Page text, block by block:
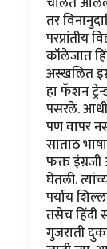
तर
परप्रांतीय
कॉलेजात
अस्खलित
हा फॅशन
पसरले. आधी
पण वापर
साताठ
फक्त इंग्रजी
घेतली.
पर्याय
तसेच हिंदी
गुजराती